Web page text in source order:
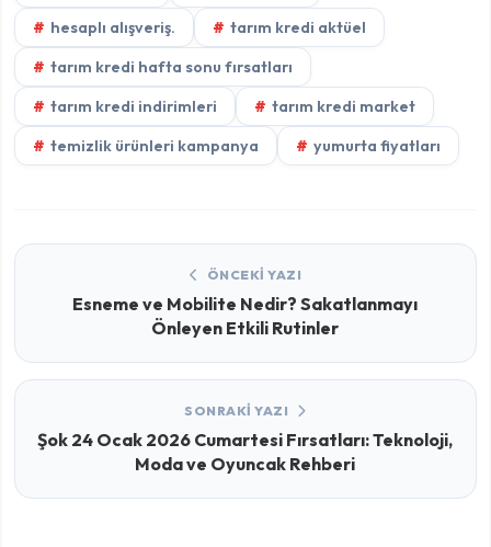
hesaplı alışveriş.
tarım kredi aktüel
tarım kredi hafta sonu fırsatları
tarım kredi indirimleri
tarım kredi market
temizlik ürünleri kampanya
yumurta fiyatları
ÖNCEKI YAZI
Esneme ve Mobilite Nedir? Sakatlanmayı
Önleyen Etkili Rutinler
SONRAKI YAZI
Şok 24 Ocak 2026 Cumartesi Fırsatları: Teknoloji,
Moda ve Oyuncak Rehberi